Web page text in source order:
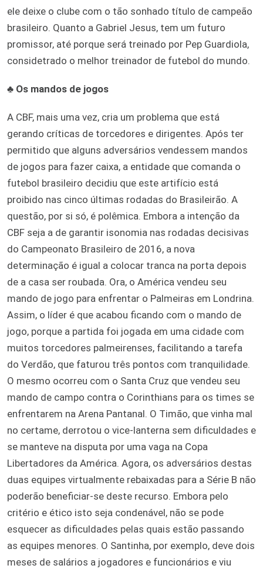
ele deixe o clube com o tão sonhado título de campeão
brasileiro. Quanto a Gabriel Jesus, tem um futuro
promissor, até porque será treinado por Pep Guardiola,
considetrado o melhor treinador de futebol do mundo.
♣ Os mandos de jogos
A CBF, mais uma vez, cria um problema que está
gerando críticas de torcedores e dirigentes. Após ter
permitido que alguns adversários vendessem mandos
de jogos para fazer caixa, a entidade que comanda o
futebol brasileiro decidiu que este artifício está
proibido nas cinco últimas rodadas do Brasileirão. A
questão, por si só, é polêmica. Embora a intenção da
CBF seja a de garantir isonomia nas rodadas decisivas
do Campeonato Brasileiro de 2016, a nova
determinação é igual a colocar tranca na porta depois
de a casa ser roubada. Ora, o América vendeu seu
mando de jogo para enfrentar o Palmeiras em Londrina.
Assim, o líder é que acabou ficando com o mando de
jogo, porque a partida foi jogada em uma cidade com
muitos torcedores palmeirenses, facilitando a tarefa
do Verdão, que faturou três pontos com tranquilidade.
O mesmo ocorreu com o Santa Cruz que vendeu seu
mando de campo contra o Corinthians para os times se
enfrentarem na Arena Pantanal. O Timão, que vinha mal
no certame, derrotou o vice-lanterna sem dificuldades e
se manteve na disputa por uma vaga na Copa
Libertadores da América. Agora, os adversários destas
duas equipes virtualmente rebaixadas para a Série B não
poderão beneficiar-se deste recurso. Embora pelo
critério e ético isto seja condenável, não se pode
esquecer as dificuldades pelas quais estão passando
as equipes menores. O Santinha, por exemplo, deve dois
meses de salários a jogadores e funcionários e viu